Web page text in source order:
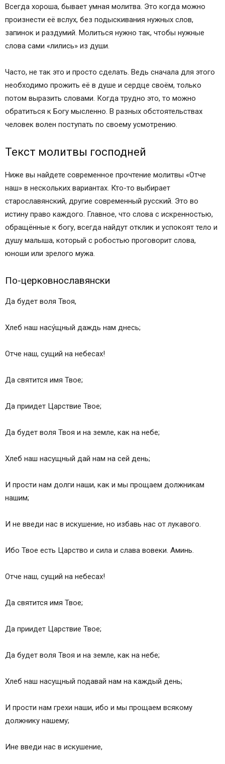
Всегда хороша, бывает умная молитва. Это когда можно
произнести её вслух, без подыскивания нужных слов,
запинок и раздумий. Молиться нужно так, чтобы нужные
слова сами «лились» из души.
Часто, не так это и просто сделать. Ведь сначала для этого
необходимо прожить её в душе и сердце своём, только
потом выразить словами. Когда трудно это, то можно
обратиться к Богу мысленно. В разных обстоятельствах
человек волен поступать по своему усмотрению.
Текст молитвы господней
Ниже вы найдете современное прочтение молитвы «Отче
наш» в нескольких вариантах. Кто-то выбирает
старославянский, другие современный русский. Это во
истину право каждого. Главное, что слова с искренностью,
обращённые к богу, всегда найдут отклик и успокоят тело и
душу малыша, который с робостью проговорит слова,
юноши или зрелого мужа.
По-церковнославянски
Да будет воля Твоя,
Хлеб наш насу́щный даждь нам днесь;
Отче наш, сущий на небесах!
Да святится имя Твое;
Да приидет Царствие Твое;
Да будет воля Твоя и на земле, как на небе;
Хлеб наш насущный дай нам на сей день;
И прости нам долги наши, как и мы прощаем должникам
нашим;
И не введи нас в искушение, но избавь нас от лукавого.
Ибо Твое есть Царство и сила и слава вовеки. Аминь.
Отче наш, сущий на небесах!
Да святится имя Твое;
Да приидет Царствие Твое;
Да будет воля Твоя и на земле, как на небе;
Хлеб наш насущный подавай нам на каждый день;
И прости нам грехи наши, ибо и мы прощаем всякому
должнику нашему;
Ине введи нас в искушение,